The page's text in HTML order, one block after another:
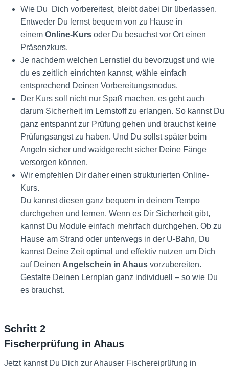
Wie Du Dich vorbereitest, bleibt dabei Dir überlassen.
Entweder Du lernst bequem von zu Hause in
einem Online-Kurs oder Du besuchst vor Ort einen
Präsenzkurs.
Je nachdem welchen Lernstiel du bevorzugst und wie
du es zeitlich einrichten kannst, wähle einfach
entsprechend Deinen Vorbereitungsmodus.
Der Kurs soll nicht nur Spaß machen, es geht auch
darum Sicherheit im Lernstoff zu erlangen. So kannst Du
ganz entspannt zur Prüfung gehen und brauchst keine
Prüfungsangst zu haben. Und Du sollst später beim
Angeln sicher und waidgerecht sicher Deine Fänge
versorgen können.
Wir empfehlen Dir daher einen strukturierten Online-
Kurs.
Du kannst diesen ganz bequem in deinem Tempo
durchgehen und lernen. Wenn es Dir Sicherheit gibt,
kannst Du Module einfach mehrfach durchgehen. Ob zu
Hause am Strand oder unterwegs in der U-Bahn, Du
kannst Deine Zeit optimal und effektiv nutzen um Dich
auf Deinen Angelschein in Ahaus vorzubereiten.
Gestalte Deinen Lernplan ganz individuell – so wie Du
es brauchst.
Schritt 2
Fischerprüfung in Ahaus
Jetzt kannst Du Dich zur Ahauser Fischereiprüfung in